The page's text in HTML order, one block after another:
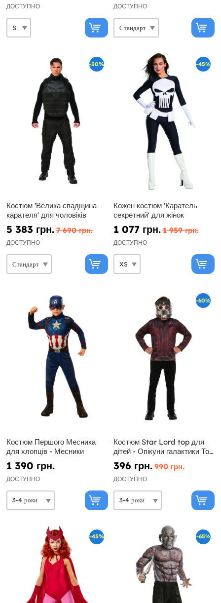
ДОСТУПНО ДОСТУПНО
-30%
Костюм 'Велика спадщина
карателя' для чоловіків
5 383 грн. 7 690 грн.
ДОСТУПНО
-45%
Кожен костюм 'Каратель
секретний' для жінок
1 077 грн. 1 959 грн.
ДОСТУПНО
Костюм Першого Месника
для хлопців - Месники
1 390 грн.
ДОСТУПНО
-60%
Костюм Star Lord top для
дітей - Опікуни галактики Том
2
396 грн. 990 грн.
ДОСТУПНО
-45% -65%